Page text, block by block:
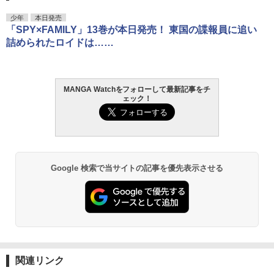
少年 本日発売
「SPY×FAMILY」13巻が本日発売！ 東国の諜報員に追い
詰められたロイドは……
MANGA Watchをフォローして最新記事をチ
ェック！
Google 検索で当サイトの記事を優先表示させる
関連リンク